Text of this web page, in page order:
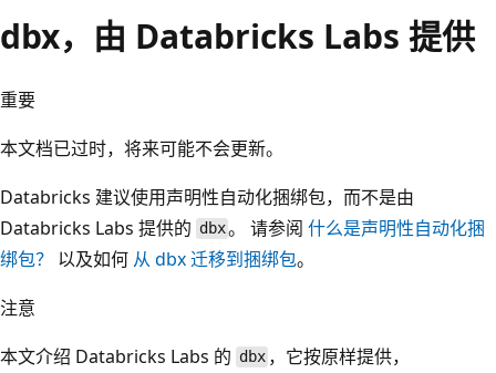
dbx，由 Databricks Labs 提供
重要
本文档已过时，将来可能不会更新。
Databricks 建议使用声明性自动化捆绑包，而不是由
Databricks Labs 提供的 dbx。 请参阅什么是声明性自动化捆
绑包？ 以及如何 从 dbx 迁移到捆绑包。
注意
本文介绍 Databricks Labs 的 dbx ，它按原样提供，